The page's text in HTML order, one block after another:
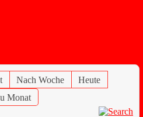
Nach Woche
Heute
Monat